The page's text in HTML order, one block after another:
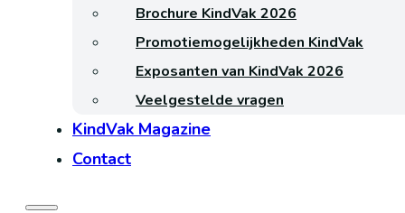
Brochure KindVak 2026
Promotiemogelijkheden KindVak
Exposanten van KindVak 2026
Veelgestelde vragen
KindVak Magazine
Contact